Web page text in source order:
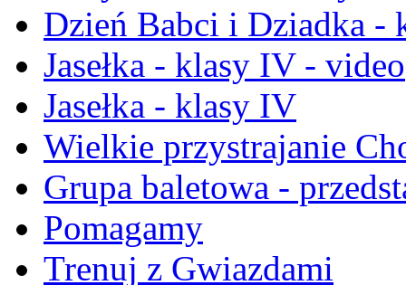
Dzień Babci i Dziadka -
Jasełka - klasy IV - video
Jasełka - klasy IV
Wielkie przystrajanie
Grupa baletowa -
Pomagamy
Trenuj z Gwiazdami